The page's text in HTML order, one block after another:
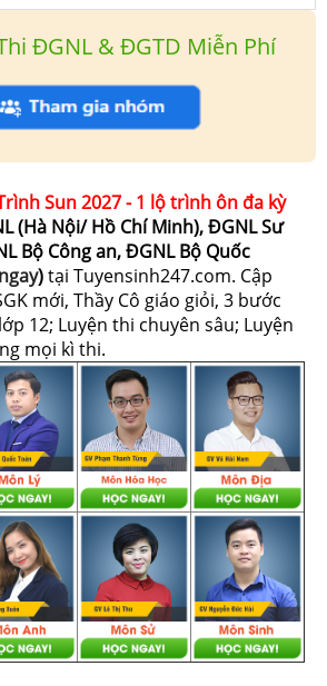
ĐGNL & ĐGTD Miễn Phí
Sun 2027 - 1 lộ trình ôn đa kỳ
(Hà Nội/ Hồ Chí Minh), ĐGNL Sư
Bộ Công an, ĐGNL Bộ Quốc
)tại Tuyensinh247.com. Cập
mới, Thầy Cô giáo giỏi, 3 bước
12; Luyện thi chuyên sâu; Luyện
mọi kì thi.